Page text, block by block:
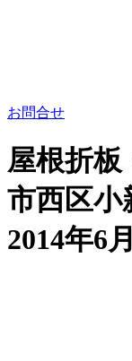
お問合せ
屋根折板
市西区小
2014年6